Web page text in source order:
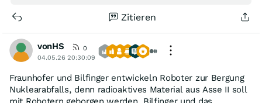
Zitieren
vonHS
0
04.05.26 20:30:09
Fraunhofer und Bilfinger entwickeln Roboter zur Bergung
Nuklearabfalls, denn radioaktives Material aus Asse II soll